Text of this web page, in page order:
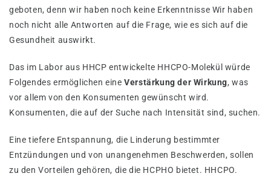
geboten, denn wir haben noch keine Erkenntnisse Wir haben
noch nicht alle Antworten auf die Frage, wie es sich auf die
Gesundheit auswirkt.
Das im Labor aus HHCP entwickelte HHCPO-Molekül würde
Folgendes ermöglichen eineVerstärkung der Wirkung, was
vor allem von den Konsumenten gewünscht wird.
Konsumenten, die auf der Suche nach Intensität sind, suchen.
Eine tiefere Entspannung, die Linderung bestimmter
Entzündungen und von unangenehmen Beschwerden, sollen
zu den Vorteilen gehören, die die HCPHO bietet. HHCPO.